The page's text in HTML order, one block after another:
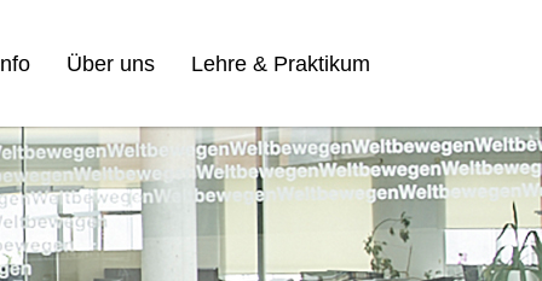
Über uns Lehre & Praktikum